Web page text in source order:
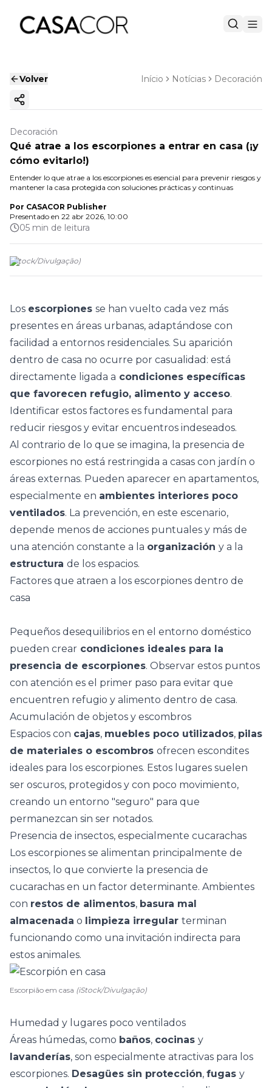
Volver Início Notícias Decoración
Copiar enlace
Decoración
Qué atrae a los escorpiones a entrar en casa (¡y
cómo evitarlo!)
Entender lo que atrae a los escorpiones es esencial para prevenir riesgos y
mantener la casa protegida con soluciones prácticas y continuas
Por CASACOR Publisher
Presentado en 22 abr 2026, 10:00
05 min de leitura
(iStock/Divulgação)
Los escorpiones se han vuelto cada vez más
presentes en áreas urbanas, adaptándose con
facilidad a entornos residenciales. Su aparición
dentro de casa no ocurre por casualidad: está
directamente ligada a condiciones específicas
que favorecen refugio, alimento y acceso.
Identificar estos factores es fundamental para
reducir riesgos y evitar encuentros indeseados.
Al contrario de lo que se imagina, la presencia de
escorpiones no está restringida a casas con jardín o
áreas externas. Pueden aparecer en apartamentos,
especialmente en ambientes interiores poco
ventilados. La prevención, en este escenario,
depende menos de acciones puntuales y más de
una atención constante a la organización y a la
estructura de los espacios.
Factores que atraen a los escorpiones dentro de
casa
Pequeños desequilibrios en el entorno doméstico
pueden crear condiciones ideales para la
presencia de escorpiones. Observar estos puntos
con atención es el primer paso para evitar que
encuentren refugio y alimento dentro de casa.
Acumulación de objetos y escombros
Espacios con cajas, muebles poco utilizados, pilas
de materiales o escombros ofrecen escondites
ideales para los escorpiones. Estos lugares suelen
ser oscuros, protegidos y con poco movimiento,
creando un entorno "seguro" para que
permanezcan sin ser notados.
Presencia de insectos, especialmente cucarachas
Los escorpiones se alimentan principalmente de
insectos, lo que convierte la presencia de
cucarachas en un factor determinante. Ambientes
con restos de alimentos, basura mal
almacenada o limpieza irregular terminan
funcionando como una invitación indirecta para
estos animales.
Escorpião em casa (iStock/Divulgação)
Humedad y lugares poco ventilados
Áreas húmedas, como baños, cocinas y
lavanderías, son especialmente atractivas para los
escorpiones. Desagües sin protección, fugas y